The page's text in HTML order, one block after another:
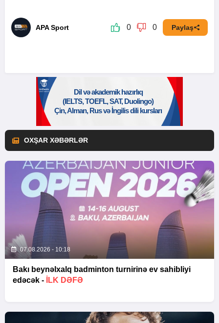
APA Sport 0 0 Paylaş
OXŞAR XƏBƏRLƏR
07.08.2026 - 10:18
Bakı beynəlxalq badminton turnirinə ev sahibliyi
edəcək -
İLK DƏFƏ